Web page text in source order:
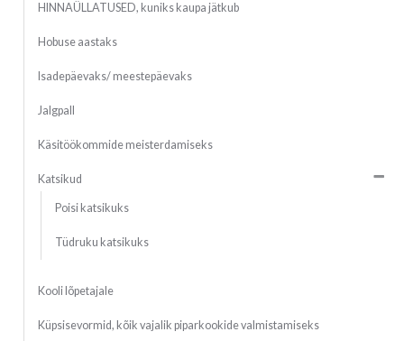
HINNAÜLLATUSED, kuniks kaupa jätkub
Hobuse aastaks
Isadepäevaks/ meestepäevaks
Jalgpall
Käsitöökommide meisterdamiseks
Katsikud
Poisi katsikuks
Tüdruku katsikuks
Kooli lõpetajale
Küpsisevormid, kõik vajalik piparkookide valmistamiseks